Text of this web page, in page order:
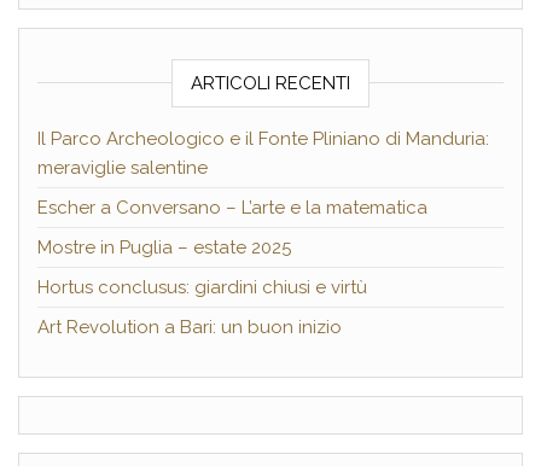
ARTICOLI RECENTI
Il Parco Archeologico e il Fonte Pliniano di Manduria:
meraviglie salentine
Escher a Conversano – L’arte e la matematica
Mostre in Puglia – estate 2025
Hortus conclusus: giardini chiusi e virtù
Art Revolution a Bari: un buon inizio